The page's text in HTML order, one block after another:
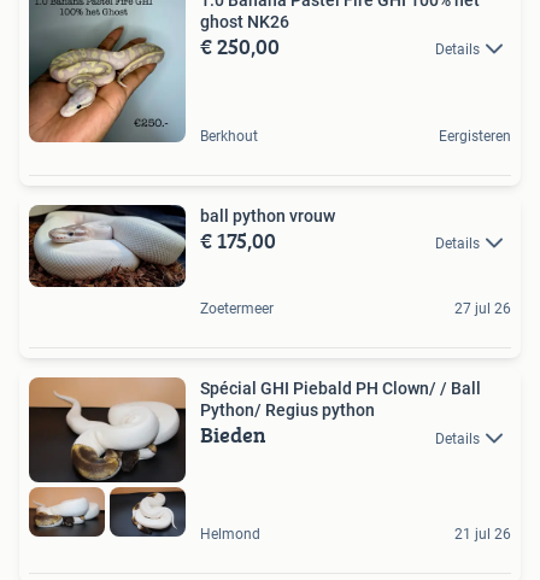
ghost NK26
€ 250,00 Details
Berkhout Eergisteren
ball python vrouw
€ 175,00 Details
Zoetermeer 27 jul 26
Spécial GHI Piebald PH Clown/ / Ball
Python/ Regius python
Bieden Details
Helmond 21 jul 26